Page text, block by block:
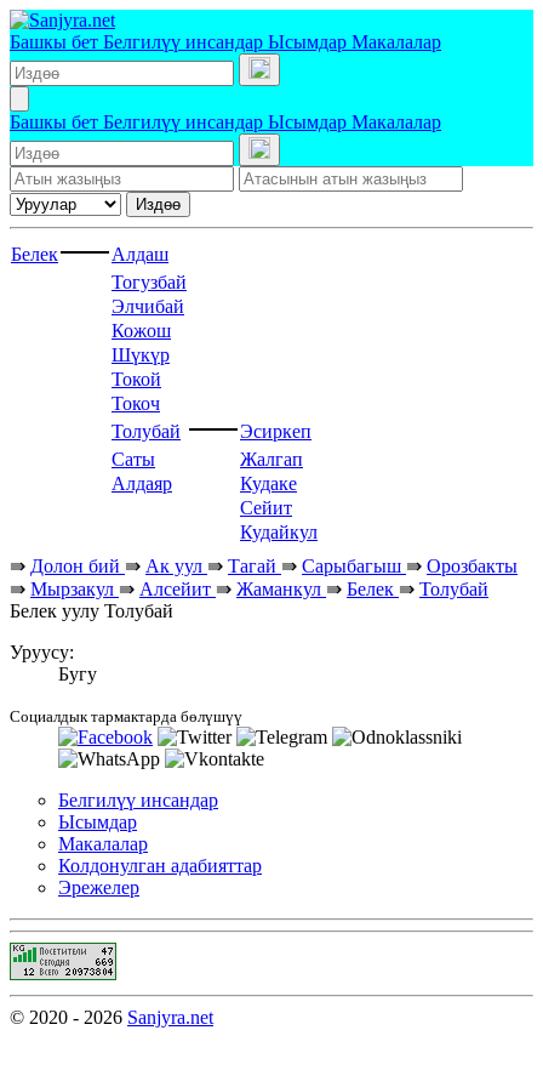
Башкы бет Белгилүү инсандар Ысымдар Макалалар
Башкы бет Белгилүү инсандар Ысымдар Макалалар
Издөө
Белек
Алдаш
Тогузбай
Элчибай
Кожош
Шүкүр
Токой
Токоч
Толубай
Эсиркеп
Саты
Жалгап
Алдаяр
Кудаке
Сейит
Кудайкул
⇛ Долон бий ⇛ Ак уул ⇛ Тагай ⇛ Сарыбагыш ⇛ Орозбакты
⇛ Мырзакул ⇛ Алсейит ⇛ Жаманкул ⇛ Белек ⇛ Толубай
Белек уулу Толубай
Уруусу:
Бугу
Социалдык тармактарда бөлүшүү
Белгилүү инсандар
Ысымдар
Макалалар
Колдонулган адабияттар
Эрежелер
© 2020 - 2026 Sanjyra.net